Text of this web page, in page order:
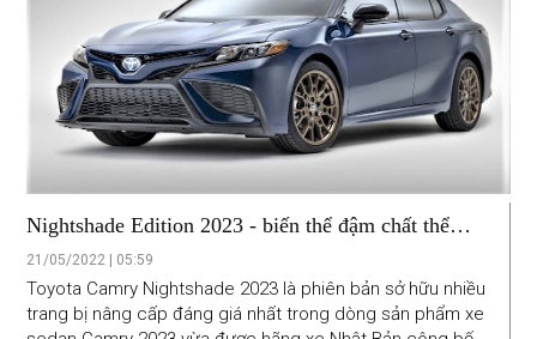
Nightshade Edition 2023 - biến thể đậm chất thể
thao của Toyota Camry
21/05/2022 | 05:59
Toyota Camry Nightshade 2023 là phiên bản sở hữu nhiều
trang bị nâng cấp đáng giá nhất trong dòng sản phẩm xe